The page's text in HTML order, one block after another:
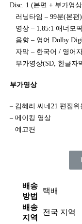
Disc. 1 (본편 + 부가영
러닝타임 – 99분(본
영상 – 1.85:1 애너모
음향 – 영어 Dolby
자막 – 한국어 / 영어
부가영상(SD, 한글자
부가영상
– 김혜리 씨네21 편집
– 메이킹 영상
– 예고편
배송
방법
택배
배송
지역
전국 지역